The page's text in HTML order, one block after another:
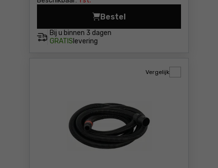
Bij u binnen 3 dagen
GRATIS levering
Bestel
Stofzak voor de GAS 15 L
Vergelijk